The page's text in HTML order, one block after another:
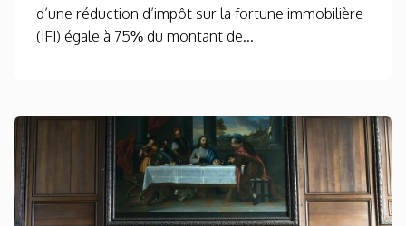
d’une réduction d’impôt sur la fortune immobilière
(IFI) égale à 75% du montant de...